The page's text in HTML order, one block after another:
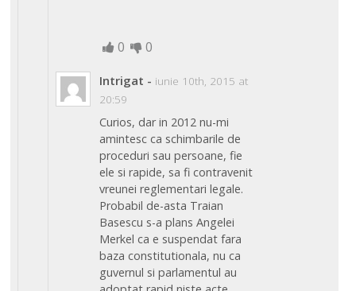
0 0
Intrigat - iunie 10th, 2015 at
20:59
Curios, dar in 2012 nu-mi
amintesc ca schimbarile de
proceduri sau persoane, fie
ele si rapide, sa fi contravenit
vreunei reglementari legale.
Probabil de-asta Traian
Basescu s-a plans Angelei
Merkel ca e suspendat fara
baza constitutionala, nu ca
guvernul si parlamentul au